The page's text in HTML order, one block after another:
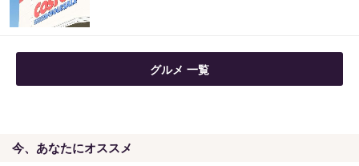
グルメ 一覧
今、あなたにオススメ